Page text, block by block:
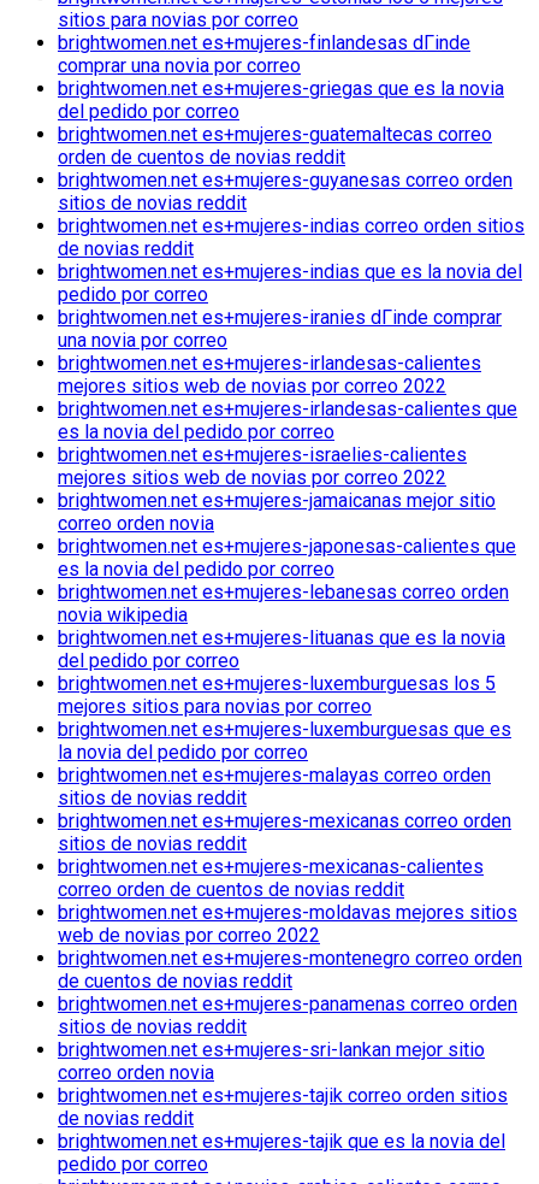
sitios para novias por correo
brightwomen.net es+mujeres-finlandesas dГіnde
comprar una novia por correo
brightwomen.net es+mujeres-griegas que es la novia
del pedido por correo
brightwomen.net es+mujeres-guatemaltecas correo
orden de cuentos de novias reddit
brightwomen.net es+mujeres-guyanesas correo orden
sitios de novias reddit
brightwomen.net es+mujeres-indias correo orden sitios
de novias reddit
brightwomen.net es+mujeres-indias que es la novia del
pedido por correo
brightwomen.net es+mujeres-iranies dГіnde comprar
una novia por correo
brightwomen.net es+mujeres-irlandesas-calientes
mejores sitios web de novias por correo 2022
brightwomen.net es+mujeres-irlandesas-calientes que
es la novia del pedido por correo
brightwomen.net es+mujeres-israelies-calientes
mejores sitios web de novias por correo 2022
brightwomen.net es+mujeres-jamaicanas mejor sitio
correo orden novia
brightwomen.net es+mujeres-japonesas-calientes que
es la novia del pedido por correo
brightwomen.net es+mujeres-lebanesas correo orden
novia wikipedia
brightwomen.net es+mujeres-lituanas que es la novia
del pedido por correo
brightwomen.net es+mujeres-luxemburguesas los 5
mejores sitios para novias por correo
brightwomen.net es+mujeres-luxemburguesas que es
la novia del pedido por correo
brightwomen.net es+mujeres-malayas correo orden
sitios de novias reddit
brightwomen.net es+mujeres-mexicanas correo orden
sitios de novias reddit
brightwomen.net es+mujeres-mexicanas-calientes
correo orden de cuentos de novias reddit
brightwomen.net es+mujeres-moldavas mejores sitios
web de novias por correo 2022
brightwomen.net es+mujeres-montenegro correo orden
de cuentos de novias reddit
brightwomen.net es+mujeres-panamenas correo orden
sitios de novias reddit
brightwomen.net es+mujeres-sri-lankan mejor sitio
correo orden novia
brightwomen.net es+mujeres-tajik correo orden sitios
de novias reddit
brightwomen.net es+mujeres-tajik que es la novia del
pedido por correo